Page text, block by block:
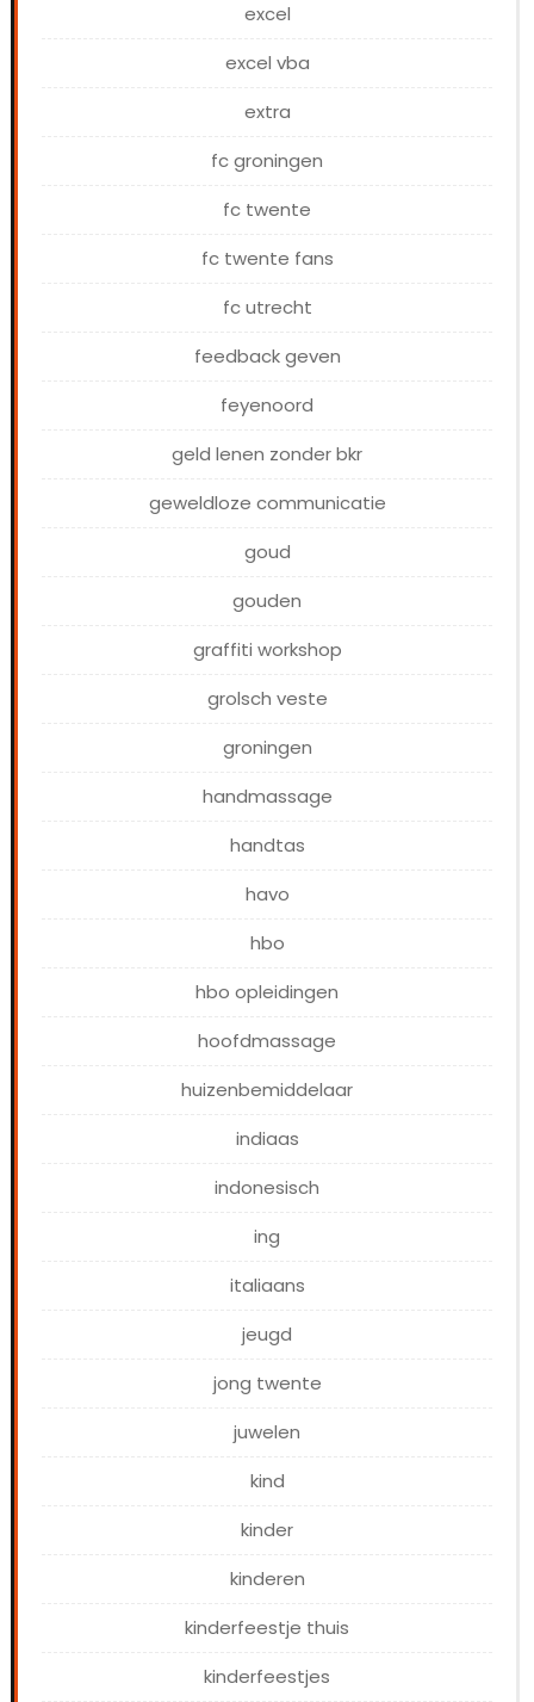
excel
excel vba
extra
fc groningen
fc twente
fc twente fans
fc utrecht
feedback geven
feyenoord
geld lenen zonder bkr
geweldloze communicatie
goud
gouden
graffiti workshop
grolsch veste
groningen
handmassage
handtas
havo
hbo
hbo opleidingen
hoofdmassage
huizenbemiddelaar
indiaas
indonesisch
ing
italiaans
jeugd
jong twente
juwelen
kind
kinder
kinderen
kinderfeestje thuis
kinderfeestjes